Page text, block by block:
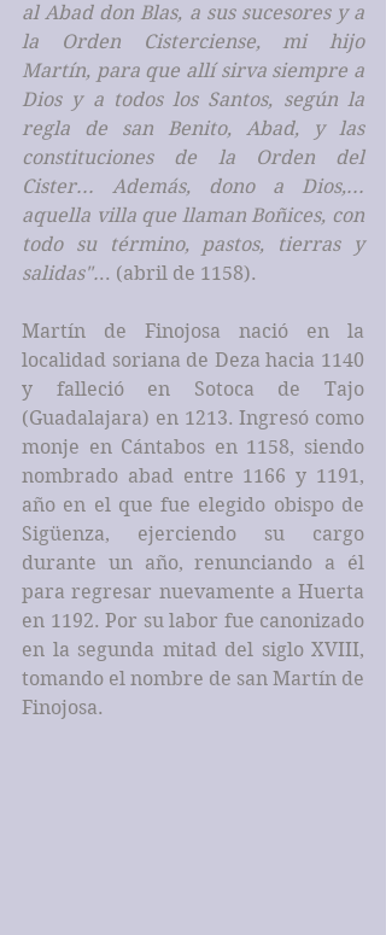
al Abad don Blas, a sus sucesores y a
la Orden Cisterciense, mi hijo
Martín, para que allí sirva siempre a
Dios y a todos los Santos, según la
regla de san Benito, Abad, y las
constituciones de la Orden del
Cister... Además, dono a Dios,...
aquella villa que llaman Boñices, con
todo su término, pastos, tierras y
salidas"... (abril de 1158).
Martín de Finojosa nació en la
localidad soriana de Deza hacia 1140
y falleció en Sotoca de Tajo
(Guadalajara) en 1213. Ingresó como
monje en Cántabos en 1158, siendo
nombrado abad entre 1166 y 1191,
año en el que fue elegido obispo de
Sigüenza, ejerciendo su cargo
durante un año, renunciando a él
para regresar nuevamente a Huerta
en 1192. Por su labor fue canonizado
en la segunda mitad del siglo XVIII,
tomando el nombre de san Martín de
Finojosa.